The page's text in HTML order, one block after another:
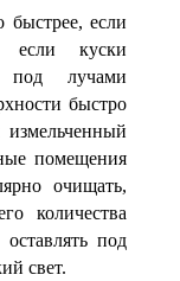
если
куски
под лучами
быстро
помещения
очи­щать,
количества
под
свет.